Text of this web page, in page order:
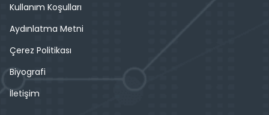
Kullanım Koşulları
Aydınlatma Metni
Çerez Politikası
Biyografi
İletişim